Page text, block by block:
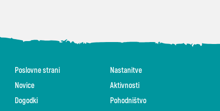
Poslovne strani
Novice
Dogodki
Nastanitve
Aktivnosti
Pohodništvo